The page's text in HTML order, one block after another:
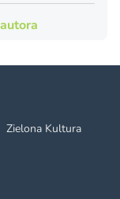
Zielona Kultura